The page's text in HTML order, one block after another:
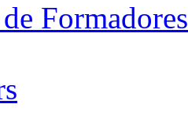
Formadores